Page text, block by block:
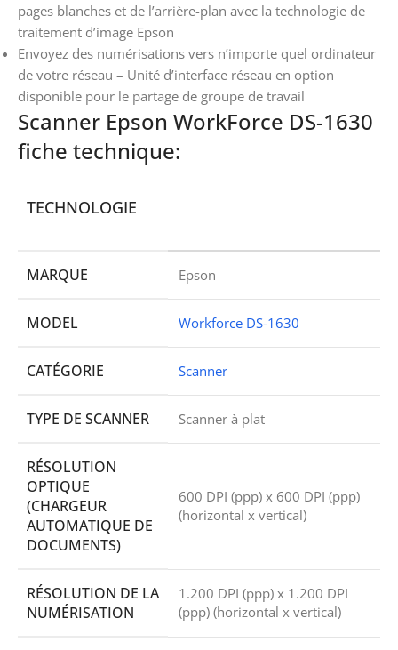
pages blanches et de l’arrière-plan avec la technologie de
traitement d’image Epson
Envoyez des numérisations vers n’importe quel ordinateur
de votre réseau – Unité d’interface réseau en option
disponible pour le partage de groupe de travail
Scanner Epson WorkForce DS-1630
fiche technique:
TECHNOLOGIE
MARQUE Epson
MODEL Workforce DS-1630
CATÉGORIE Scanner
TYPE DE SCANNER Scanner à plat
RÉSOLUTION
OPTIQUE
(CHARGEUR
AUTOMATIQUE DE
DOCUMENTS)
600 DPI (ppp) x 600 DPI (ppp)
(horizontal x vertical)
RÉSOLUTION DE LA
NUMÉRISATION
1.200 DPI (ppp) x 1.200 DPI
(ppp) (horizontal x vertical)